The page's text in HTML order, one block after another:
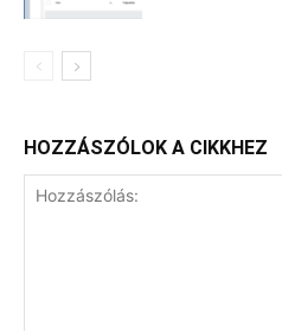
HOZZÁSZÓLOK A CIKKHEZ